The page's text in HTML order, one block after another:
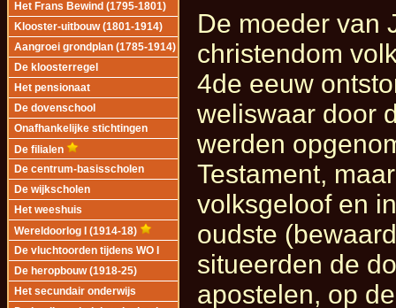
Het Frans Bewind (1795-1801)
Klooster-uitbouw (1801-1914)
Aangroei grondplan (1785-1914)
De kloosterregel
Het pensionaat
De dovenschool
Onafhankelijke stichtingen
De filialen
De centrum-basisscholen
De wijkscholen
Het weeshuis
Wereldoorlog I (1914-18)
De vluchtoorden tijdens WO I
De heropbouw (1918-25)
Het secundair onderwijs
De moeder van
christendom
4de eeuw
weliswaar door
werden
Testament,
volksgeloof en
oudste
situeerden de
apostelen, op